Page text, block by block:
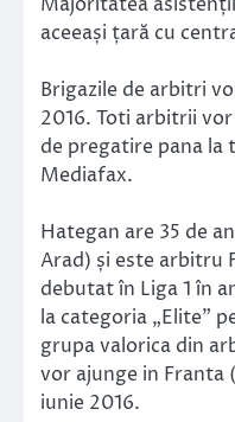
aceeași țară cu
Brigazile de arbitri
2016. Toti arbitrii
de pregatire pana
Mediafax.
Hategan are 35 de
Arad) și este arbitru
debutat în Liga 1 în
la categoria „Elite”
grupa valorica din
vor ajunge in Franta
iunie 2016.